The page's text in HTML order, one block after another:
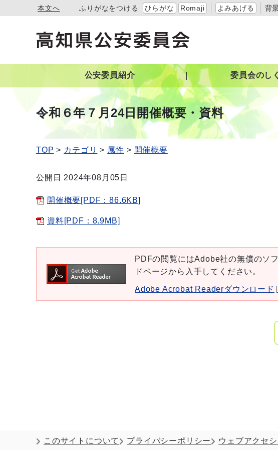
本文へ ふりがなをつける ひらがな Romaji よみあげる 背
公安委員紹介 委員会のし
令和６年７月24日開催概要・資料
TOP カテゴリ 属性 開催概要
公開日 2024年08月05日
開催概要[PDF：86.6KB]
資料[PDF：8.9MB]
PDFの閲覧にはAdobe社の無償のソ
ドページから入手してください。
Adobe Acrobat Readerダウンロード
このサイトについて プライバシーポリシー ウェブアクセ